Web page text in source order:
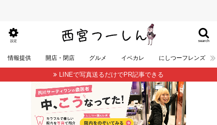
search
設定
情報提供 開店・閉店 グルメ イベカレ にしつーフレンズ
LINEで写真送るだけでPR記事できる